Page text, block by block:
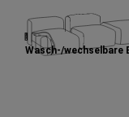
Wasch-/wechselbare